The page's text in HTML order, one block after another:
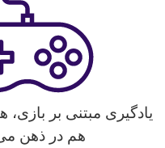
یادگیری مبتنی بر
هم در ذهن